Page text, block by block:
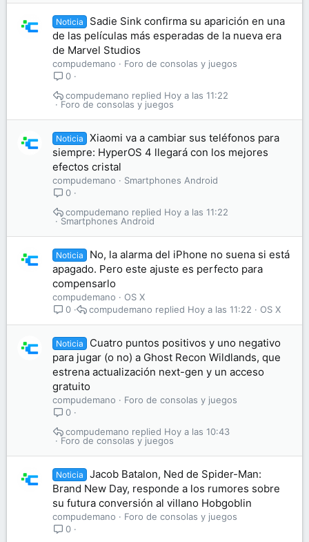
Noticia
Sadie Sink confirma su aparición en una
de las películas más esperadas de la nueva era
de Marvel Studios
compudemano
Foro de consolas y juegos
0
Foro de consolas y juegos
Hoy a las 11:22
compudemano
Noticia
Xiaomi va a cambiar sus teléfonos para
siempre: HyperOS 4 llegará con los mejores
efectos cristal
compudemano
Smartphones Android
0
Smartphones Android
Hoy a las 11:22
compudemano
Noticia
No, la alarma del iPhone no suena si está
apagado. Pero este ajuste es perfecto para
compensarlo
compudemano
OS X
0
OS X
Hoy a las 11:22
compudemano
Noticia
Cuatro puntos positivos y uno negativo
para jugar (o no) a Ghost Recon Wildlands, que
estrena actualización next-gen y un acceso
gratuito
compudemano
Foro de consolas y juegos
0
Foro de consolas y juegos
Hoy a las 10:43
compudemano
Noticia
Jacob Batalon, Ned de Spider-Man:
Brand New Day, responde a los rumores sobre
su futura conversión al villano Hobgoblin
compudemano
Foro de consolas y juegos
0